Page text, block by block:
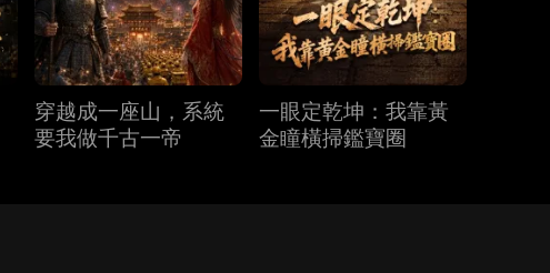
穿越成一座山，系統
要我做千古一帝
一眼定乾坤：我靠黃
金瞳橫掃鑑寶圈